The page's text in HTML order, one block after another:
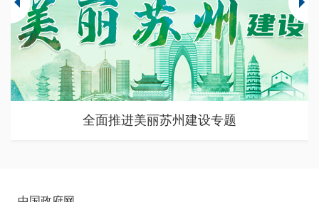
全面推进美丽苏州建设专题